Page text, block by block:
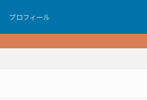
プロフィール